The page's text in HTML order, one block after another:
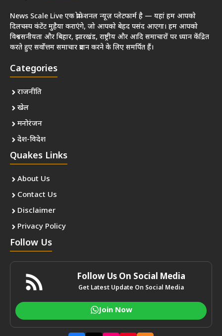
News Scale Live एक प्रोफेशनल न्यूज़ प्लेटफार्म है — यहां हम आपको
दिलचस्प कंटेंट मुहैया कराएंगे, जो आपको बेहद पसंद आएगा। हम आपको
विश्वसनीयता और बिहार, झारखंड, राष्ट्रीय और आदि समाचारों पर ध्यान केंद्रित
करते हुए सर्वोत्तम समाचार प्रदान करने के लिए समर्पित हैं।
Categories
राजनीति
खेल
मनोरंजन
देश-विदेश
Quakes Links
About Us
Contact Us
Disclaimer
Privacy Policy
Follow Us
Follow Us On Social Media
Get Latest Update On Social Media
Join Now